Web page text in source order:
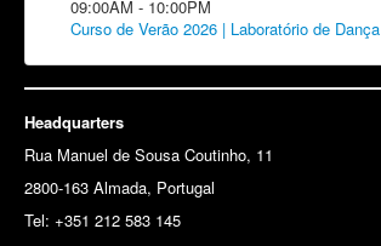
09:00AM - 10:00PM
Curso de Verão 2026 | Laboratório de Dança
Headquarters
Rua Manuel de Sousa Coutinho, 11
2800-163 Almada, Portugal
Tel: +351 212 583 145